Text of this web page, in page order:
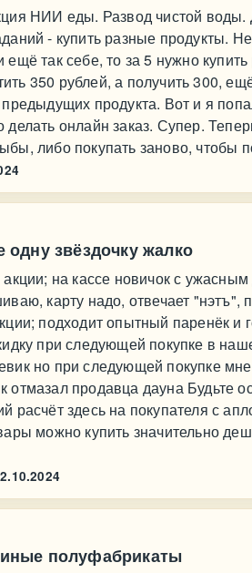
НИИ еды. Развод чистой
- купить разные продукты.
так себе, то за 5 нужно
350 рублей, а получить 300,
продукта. Вот и я
делать онлайн заказ. Супер.
либо покупать заново, чтобы
одну звёздочку жалко
акции; на кассе новичок с
карту надо, отвечает "нэтъ",
подходит опытный паренёк и
при следующей покупке в
но при следующей покупке
отмазал продавца дауна Будьте
расчёт здесь на покупателя с
можно купить значительно
полуфабрикаты